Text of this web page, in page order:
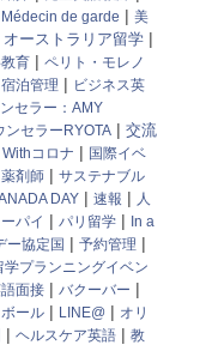
Médecin de garde | 美
オーストラリア留学 |
育 | ペリト・モレノ
宿泊管理 | ビジネス英
セラー：AMY
ンセラーRYOTA | 交流
Withコロナ | 国際イベ
薬剤師 | サステナブル
DAY | 速報 | 人
パイ | パリ留学 | In a
ー協定国 | 予約管理 |
学プランニングイベン
面接 | バクーバー |
ール | LINE@ | オリ
| ヘルスケア英語 | 教